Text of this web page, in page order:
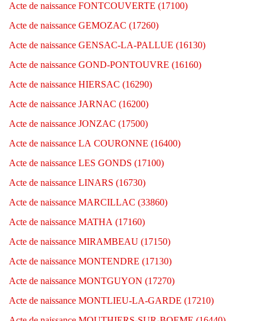
Acte de naissance FONTCOUVERTE (17100)
Acte de naissance GEMOZAC (17260)
Acte de naissance GENSAC-LA-PALLUE (16130)
Acte de naissance GOND-PONTOUVRE (16160)
Acte de naissance HIERSAC (16290)
Acte de naissance JARNAC (16200)
Acte de naissance JONZAC (17500)
Acte de naissance LA COURONNE (16400)
Acte de naissance LES GONDS (17100)
Acte de naissance LINARS (16730)
Acte de naissance MARCILLAC (33860)
Acte de naissance MATHA (17160)
Acte de naissance MIRAMBEAU (17150)
Acte de naissance MONTENDRE (17130)
Acte de naissance MONTGUYON (17270)
Acte de naissance MONTLIEU-LA-GARDE (17210)